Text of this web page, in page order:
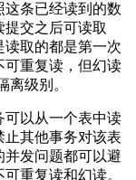
这条已经读到的数
交之后可读取
取的都是第一次
可重复读，但幻读
离级别。
可以从一个表中读
其他事务对该表
发问题都可以避
重复读和幻读。